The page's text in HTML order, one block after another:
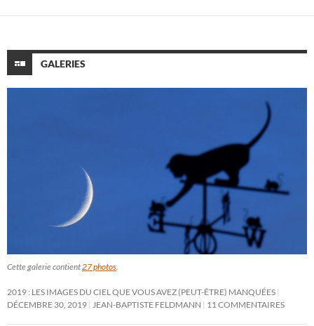
GALERIES
Cette galerie contient27 photos.
2019 : LES IMAGES DU CIEL QUE VOUS AVEZ (PEUT-ÊTRE) MANQUÉES
DÉCEMBRE 30, 2019 JEAN-BAPTISTE FELDMANN 11 COMMENTAIRES